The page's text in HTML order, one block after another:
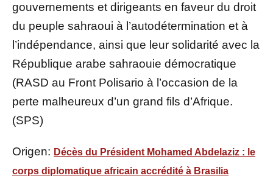
gouvernements et dirigeants en faveur du droit
du peuple sahraoui à l’autodétermination et à
l’indépendance, ainsi que leur solidarité avec la
République arabe sahraouie démocratique
(RASD au Front Polisario à l’occasion de la
perte malheureux d’un grand fils d’Afrique.
(SPS)
Origen: Décès du Président Mohamed Abdelaziz : le
corps diplomatique africain accrédité à Brasilia